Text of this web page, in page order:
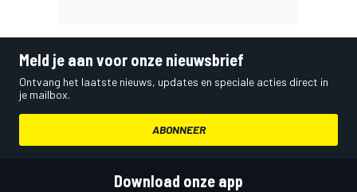
Meld je aan voor onze nieuwsbrief
Ontvang het laatste nieuws, updates en speciale acties direct in
je mailbox.
ABONNEER
Download onze app